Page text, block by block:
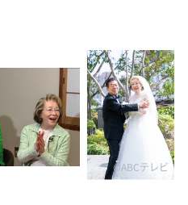
ィ！～ やすとものいたっ
ナ「なんでやねん！？」
立 何にする？～
ズン２
©ABCテレビ